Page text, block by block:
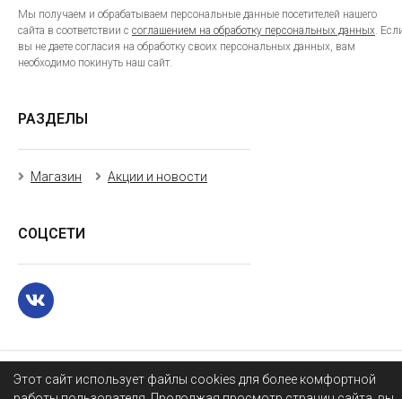
Этот сайт использует файлы cookies для более комфортной
Мы получаем и обрабатываем персональные данные посетителей нашего
сайта в соответствии с соглашением на обработку персональных данных.
вы не даете согласия на обработку своих персональных данных, вам
необходимо покинуть наш сайт.
РАЗДЕЛЫ
Магазин Акции и новости
СОЦСЕТИ